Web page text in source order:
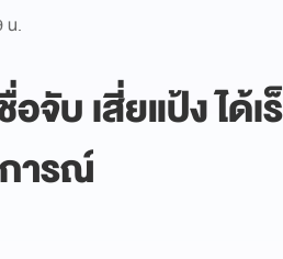
น.
จับ เสี่ยแป้ง ได้
ารณ์